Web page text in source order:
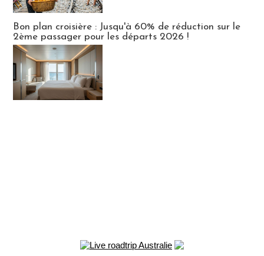
Bon plan croisière : Jusqu'à 60% de réduction sur le
2ème passager pour les départs 2026 !